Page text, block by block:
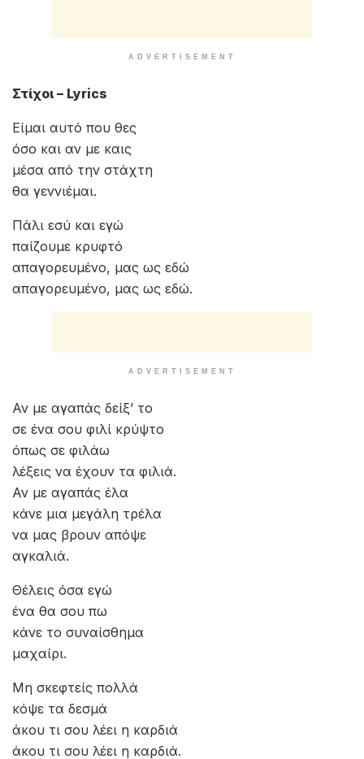
ADVERTISEMENT
Στίχοι – Lyrics
Είμαι αυτό που θες
όσο και αν με καις
μέσα από την στάχτη
θα γεννιέμαι.
Πάλι εσύ και εγώ
παίζουμε κρυφτό
απαγορευμένο, μας ως εδώ
απαγορευμένο, μας ως εδώ.
ADVERTISEMENT
Αν με αγαπάς δείξ’ το
σε ένα σου φιλί κρύψτο
όπως σε φιλάω
λέξεις να έχουν τα φιλιά.
Αν με αγαπάς έλα
κάνε μια μεγάλη τρέλα
να μας βρουν απόψε
αγκαλιά.
Θέλεις όσα εγώ
ένα θα σου πω
κάνε το συναίσθημα
μαχαίρι.
Μη σκεφτείς πολλά
κόψε τα δεσμά
άκου τι σου λέει η καρδιά
άκου τι σου λέει η καρδιά.